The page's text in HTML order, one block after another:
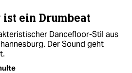
ein Drumbeat
Dancefloor-Stil aus
Der Sound geht